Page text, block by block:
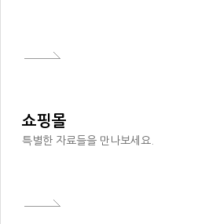
쇼핑몰
특별한 자료들을 만나보세요.